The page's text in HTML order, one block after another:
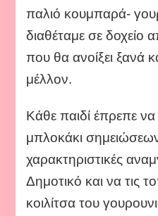
παλιό κουμπαρά-
διαθέταμε σε
που θα ανοίξει ξανά
μέλλον.
Κάθε παιδί έπρεπε
μπλοκάκι
χαρακτηριστικές
Δημοτικό και να τις
κοιλίτσα του